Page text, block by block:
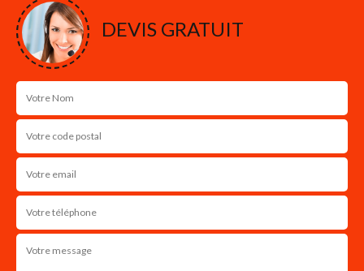
DEVIS GRATUIT